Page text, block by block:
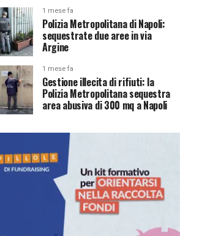
1 mese fa
Polizia Metropolitana di Napoli:
sequestrate due aree in via
Argine
1 mese fa
Gestione illecita di rifiuti: la
Polizia Metropolitana sequestra
area abusiva di 300 mq a Napoli